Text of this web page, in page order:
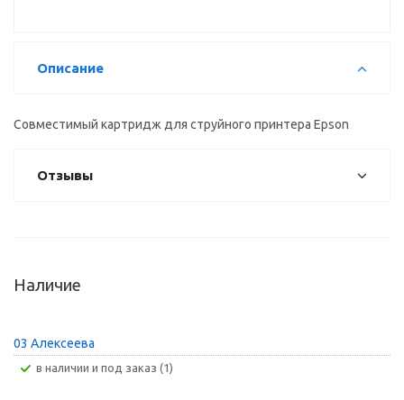
Описание
Совместимый картридж для струйного принтера Epson
Отзывы
Наличие
03 Алексеева
В наличии и под заказ (1)